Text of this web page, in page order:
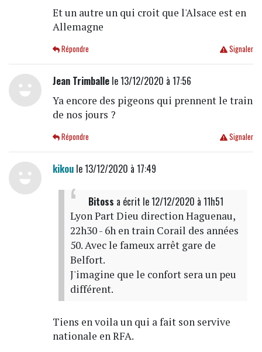
Et un autre un qui croit que l'Alsace est en
Allemagne
Signaler
Répondre
Jean Trimballele 13/12/2020 à 17:56
Ya encore des pigeons qui prennent le train
de nos jours ?
Signaler
Répondre
kikoule 13/12/2020 à 17:49
Bitoss a écrit le 12/12/2020 à 11h51
Lyon Part Dieu direction Haguenau,
22h30 - 6h en train Corail des années
50. Avec le fameux arrêt gare de
Belfort.
J'imagine que le confort sera un peu
différent.
Tiens en voila un qui a fait son servive
nationale en RFA.